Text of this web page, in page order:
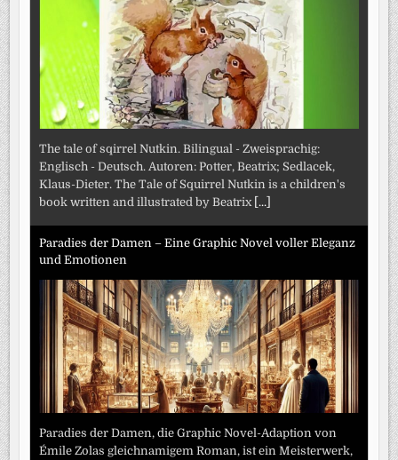
The tale of sqirrel Nutkin. Bilingual - Zweisprachig:
Englisch - Deutsch. Autoren: Potter, Beatrix; Sedlacek,
Klaus-Dieter. The Tale of Squirrel Nutkin is a children's
book written and illustrated by Beatrix [...]
Paradies der Damen – Eine Graphic Novel voller Eleganz
und Emotionen
Paradies der Damen, die Graphic Novel-Adaption von
Émile Zolas gleichnamigem Roman, ist ein Meisterwerk,